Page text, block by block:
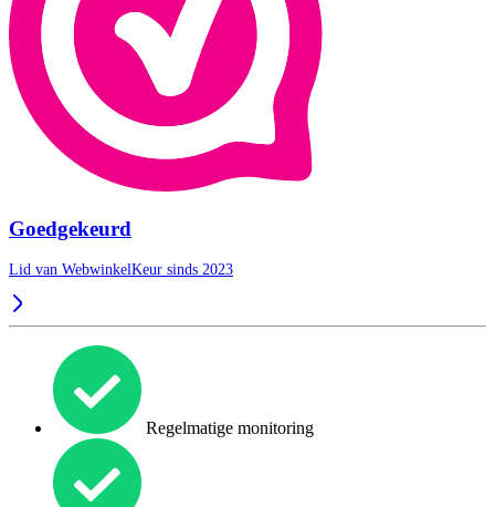
Goedgekeurd
Lid van WebwinkelKeur sinds 2023
Regelmatige monitoring